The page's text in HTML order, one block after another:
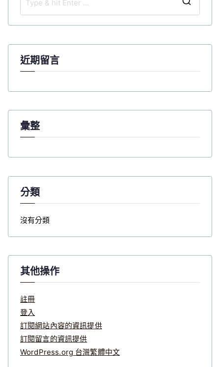
e
a
f
r
近期留言
彙整
分類
沒有分類
其他操作
註冊
登入
訂閱網站內容的資訊提供
訂閱留言的資訊提供
WordPress.org 台灣繁體中文